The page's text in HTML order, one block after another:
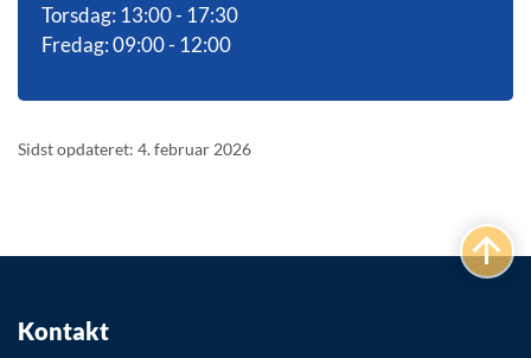
Torsdag: 13:00 - 17:30
Fredag: 09:00 - 12:00
Sidst opdateret: 4. februar 2026
Kontakt